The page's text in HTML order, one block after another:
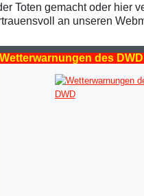
Toten gemacht oder hier
an unseren
Wetterwarnungen des DWD